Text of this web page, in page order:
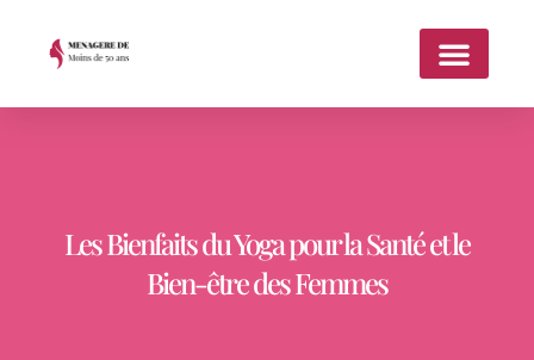
Les Bienfaits du Yoga pour la Santé et le
Bien-être des Femmes